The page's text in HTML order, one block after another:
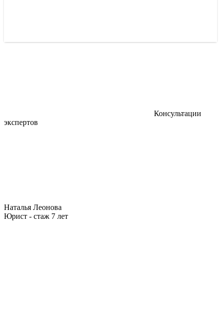
Консультации
экспертов
Наталья Леонова
Юрист - стаж 7 лет